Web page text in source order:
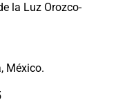
la Luz Orozco-
México.